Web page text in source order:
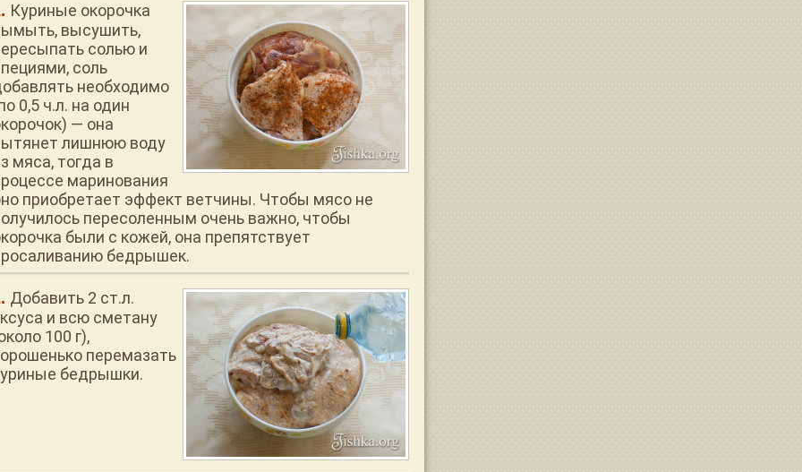
Куриные окорочка
высушить,
солью и
соль
необходимо
0,5 ч.л. на один
— она
лишнюю воду
мяса, тогда в
маринования
приобретает эффект ветчины. Чтобы мясо не
пересоленным очень важно, чтобы
были с кожей, она препятствует
бедрышек.
Добавить 2 ст.л.
и всю сметану
100 г),
перемазать
бедрышки.